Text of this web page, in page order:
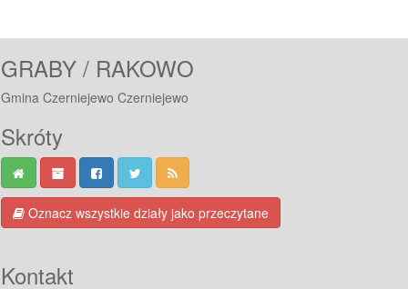
GRABY / RAKOWO
Gmina Czerniejewo Czerniejewo
Skróty
Oznacz wszystkie działy jako przeczytane
Kontakt